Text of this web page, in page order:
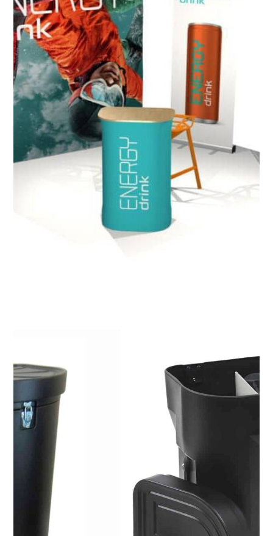
Pourquoi choisir le Container Comptoir ?
C’est l’accessoire logistique le plus rentable
pour vos salons. Au lieu de stocker une caisse de
transport vide derrière votre stand, vous la
transformez en un
point de contact
. Sa coque en polyéthylène
rotomoulé garantit une protection absolue de
Container Comptoir
?
Logistique sécurisée :
Une valise de transport
grand volume, équipée
de roulettes et de
poignées
ergonomiques, capable
de contenir un stand
parapluie complet et
ses spots.
Espace d’accueil :